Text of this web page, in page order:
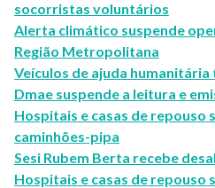
socorristas voluntários
Alerta climático suspende
Região Metropolitana
Veículos de ajuda
Dmae suspende a leitura e
Hospitais e casas de repouso
caminhões-pipa
Sesi Rubem Berta recebe
Hospitais e casas de repouso